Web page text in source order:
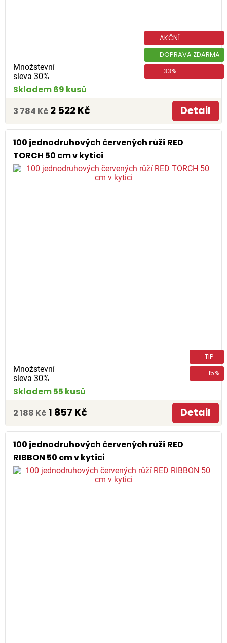
Množstevní
sleva 30%
AKČNÍ
DOPRAVA ZDARMA
-33%
Skladem 69 kusů
3 784 Kč 2 522 Kč Detail
100 jednodruhových červených růží RED
TORCH 50 cm v kytici
Množstevní
sleva 30%
TIP
-15%
Skladem 55 kusů
2 188 Kč 1 857 Kč Detail
100 jednodruhových červených růží RED
RIBBON 50 cm v kytici